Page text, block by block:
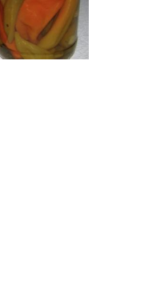
Китайский перец